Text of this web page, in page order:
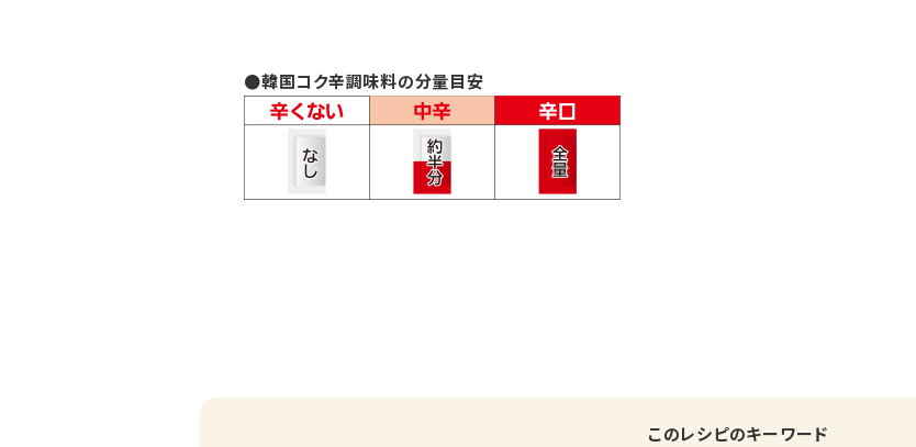
●韓国コク辛調味料の分量目安
このレシピのキーワード